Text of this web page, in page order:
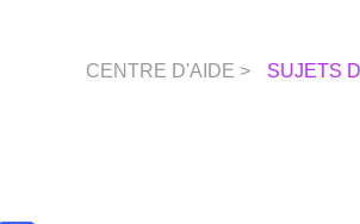
CENTRE D'AIDE > SUJETS